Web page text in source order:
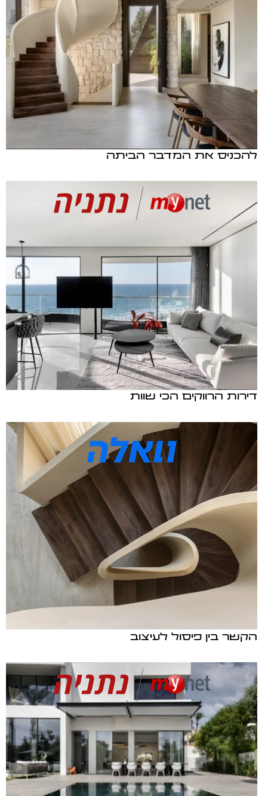
להכניס את המדבר הביתה
דירות הרווקים הכי שוות
הקשר בין פיסול לעיצוב